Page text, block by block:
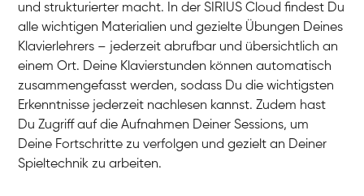
Klavier / Piano / Flügel
Klavier / Piano / Flügel
Hannes
Klavier / Piano / Flügel
Klavier / Piano / Flügel
und strukturierter macht. In der SIRIUS Cloud findest Du
alle wichtigen Materialien und gezielte Übungen Deines
Klavierlehrers – jederzeit abrufbar und übersichtlich an
einem Ort. Deine Klavierstunden können automatisch
zusammengefasst werden, sodass Du die wichtigsten
Erkenntnisse jederzeit nachlesen kannst. Zudem hast
Du Zugriff auf die Aufnahmen Deiner Sessions, um
Deine Fortschritte zu verfolgen und gezielt an Deiner
Spieltechnik zu arbeiten.